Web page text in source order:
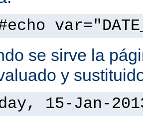
se sirve la
y
15-Jan-